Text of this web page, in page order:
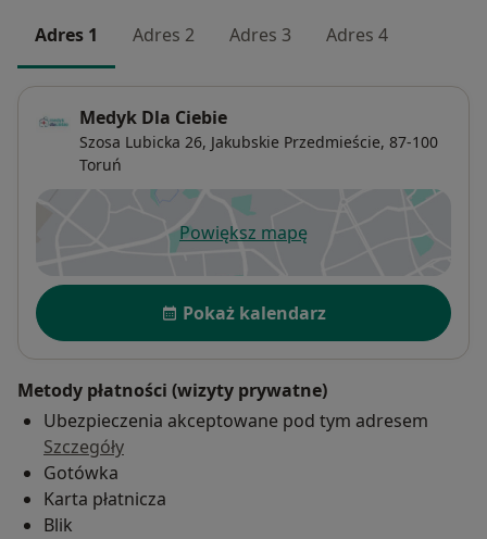
Adres 1 Adres 2 Adres 3 Adres 4
Medyk Dla Ciebie
Szosa Lubicka 26, Jakubskie Przedmieście, 87-100
Toruń
Powiększ mapęotwiera się w nowej karcie
Dostępność
Pokaż kalendarz
Metody płatności (wizyty prywatne)
Ubezpieczenia akceptowane pod tym adresem
Szczegóły
Gotówka
Karta płatnicza
Blik